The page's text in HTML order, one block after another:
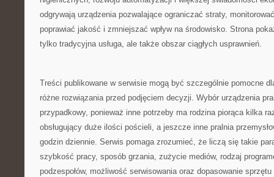
odgrywają urządzenia pozwalające ograniczać straty,
poprawiać jakość i zmniejszać wpływ na środowisko. Strona
tylko tradycyjna usługa, ale także obszar ciągłych usprawnień.
Treści publikowane w serwisie mogą być szczególnie pomocne
różne rozwiązania przed podjęciem decyzji. Wybór urządzenia
przypadkowy, ponieważ inne potrzeby ma rodzina piorąca kilka
obsługujący duże ilości pościeli, a jeszcze inne pralnia
godzin dziennie. Serwis pomaga zrozumieć, że liczą się takie
szybkość pracy, sposób grzania, zużycie mediów, rodzaj
podzespołów, możliwość serwisowania oraz dopasowanie